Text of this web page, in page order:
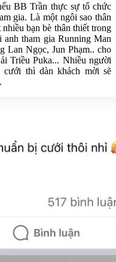
BB Trần thực sự tổ chức
gia. Là một ngôi sao thân
bạn bè thân thiết trong
tham gia Running Man
Lan Ngọc, Jun Phạm.. cho
Triều Puka... Nhiều người
thì dàn khách mời sẽ